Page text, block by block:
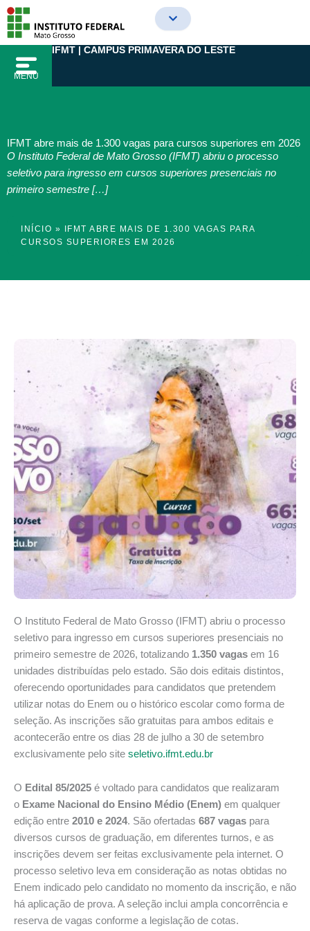
para
conteúdo
MENU
IFMT | CAMPUS PRIMAVERA DO LESTE
IFMT abre mais de 1.300 vagas para cursos superiores em 2026
O Instituto Federal de Mato Grosso (IFMT) abriu o processo
seletivo para ingresso em cursos superiores presenciais no
primeiro semestre […]
INÍCIO » IFMT ABRE MAIS DE 1.300 VAGAS PARA
CURSOS SUPERIORES EM 2026
O Instituto Federal de Mato Grosso (IFMT) abriu o processo
seletivo para ingresso em cursos superiores presenciais no
primeiro semestre de 2026, totalizando 1.350 vagas em 16
unidades distribuídas pelo estado. São dois editais distintos,
oferecendo oportunidades para candidatos que pretendem
utilizar notas do Enem ou o histórico escolar como forma de
seleção. As inscrições são gratuitas para ambos editais e
acontecerão entre os dias 28 de julho a 30 de setembro
exclusivamente pelo site seletivo.ifmt.edu.br
O Edital 85/2025 é voltado para candidatos que realizaram
o Exame Nacional do Ensino Médio (Enem) em qualquer
edição entre 2010 e 2024. São ofertadas 687 vagas para
diversos cursos de graduação, em diferentes turnos, e as
inscrições devem ser feitas exclusivamente pela internet. O
processo seletivo leva em consideração as notas obtidas no
Enem indicado pelo candidato no momento da inscrição, e não
há aplicação de prova. A seleção inclui ampla concorrência e
reserva de vagas conforme a legislação de cotas.